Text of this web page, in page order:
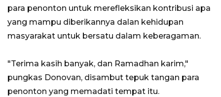
para penonton untuk merefleksikan kontribusi apa
yang mampu diberikannya dalan kehidupan
masyarakat untuk bersatu dalam keberagaman.
"Terima kasih banyak, dan Ramadhan karim,"
pungkas Donovan, disambut tepuk tangan para
penonton yang memadati tempat itu.